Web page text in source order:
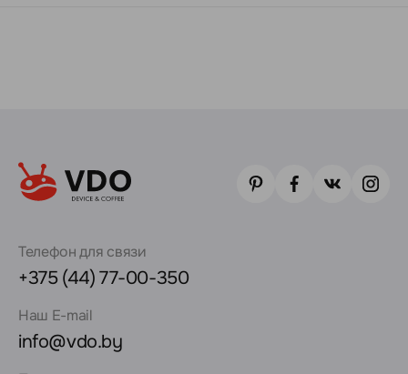
Телефон для связи
+375 (44) 77-00-350
Наш E-mail
info@vdo.by